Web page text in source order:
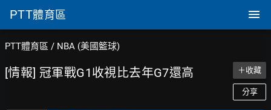
PTT體育區
PTT體育區 / NBA (美國籃球)
[情報] 冠軍戰G1收視比去年G7還高 ＋收藏
分享